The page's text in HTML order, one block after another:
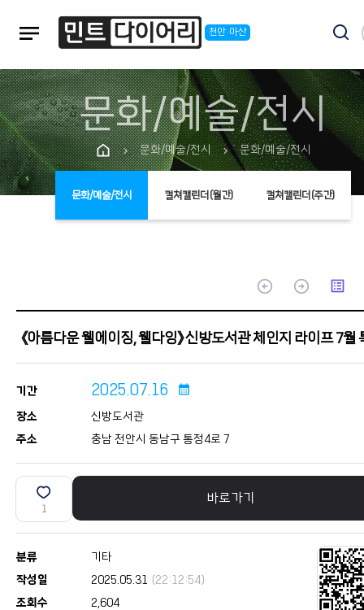
notes 천안·아산
문화/예술/전시
chevron_right 문화/예술/전시 chevron_right 문화/예술/전시
문화/예술/전시 컬쳐캘린더(월간) 컬쳐캘린더(주간)
arrow_circle_up arrow_circle_up list_alt
《아름다운 웰에이징, 웰다잉》 신방도서관 체인지 라이프 7월
기간 2025.07.16 calendar_month
장소
신방도서관
주소
충남 천안시 동남구 통정4로 7
1
바로가기
분류
기타
작성일
2025.05.31
(22:12:54)
조회수
2,604